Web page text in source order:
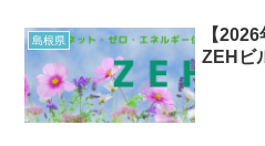
島根県
【
ZEHビ